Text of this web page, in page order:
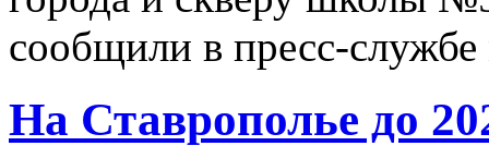
сообщили в пресс-
На Ставрополье до